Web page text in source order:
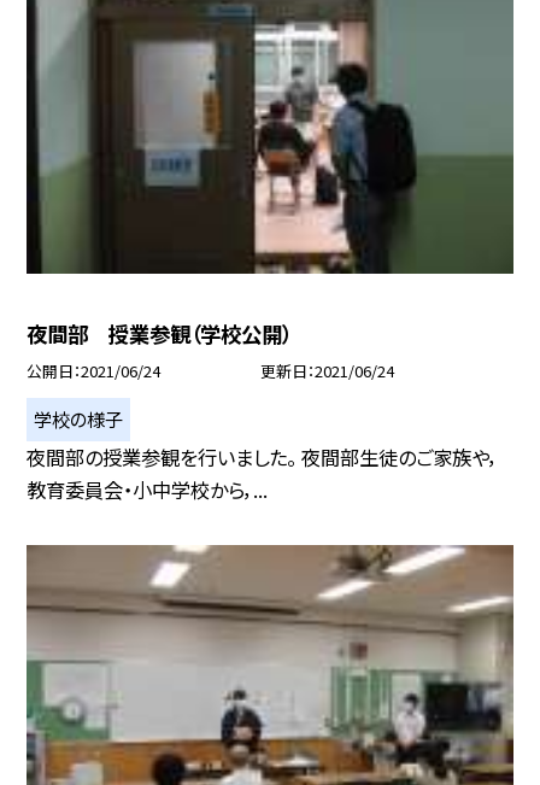
夜間部 授業参観（学校公開）
公開日 2021/06/24 更新日 2021/06/24
学校の様子
夜間部の授業参観を行いました。 夜間部生徒のご家族や，
教育委員会・小中学校から，...